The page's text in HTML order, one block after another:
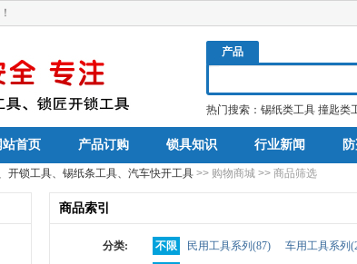
产品
热门搜索： 锡纸类工具 撞匙类
站首页 产品订购 锁具知识 行业新闻
开锁工具、锡纸条工具、汽车快开工具 >> 购物商城 >> 商品筛选
商品索引
分类: 不限 民用工具系列(87) 车用工具系列(